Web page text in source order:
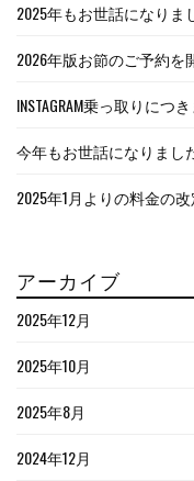
2025年もお世話になりま
2026年版お節のご予約を
INSTAGRAM乗っ取りにつ
今年もお世話になりまし
2025年1月よりの料金の
アーカイブ
2025年12月
2025年10月
2025年8月
2024年12月